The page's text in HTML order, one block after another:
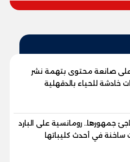
صانعة محتوى بتهمة نشر
خادشة للحياء بالدقهلية
جمهورها.. رومانسية على البارد
ساخنة في أحدث كليباتها